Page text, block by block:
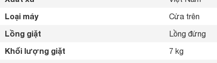
Loại máy Cửa trên
Lồng giặt Lồng đứng
Khối lượng giặt 7 kg